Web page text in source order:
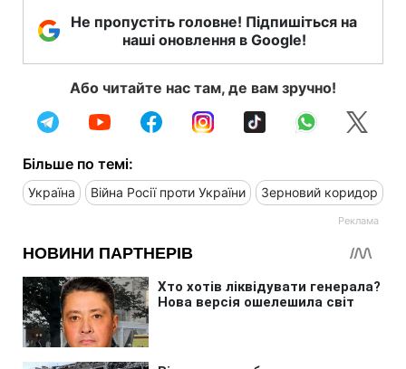
Не пропустіть головне! Підпишіться на
наші оновлення в Google!
Або читайте нас там, де вам зручно!
Більше по темі:
Україна Війна Росії проти України Зерновий коридор